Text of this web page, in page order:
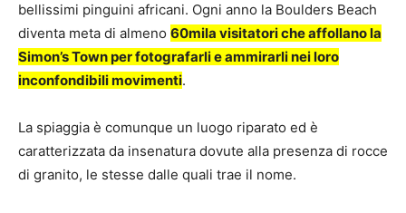
bellissimi pinguini africani. Ogni anno la Boulders Beach
diventa meta di almeno 60mila visitatori che affollano la
Simon’s Town per fotografarli e ammirarli nei loro
inconfondibili movimenti.
La spiaggia è comunque un luogo riparato ed è
caratterizzata da insenatura dovute alla presenza di rocce
di granito, le stesse dalle quali trae il nome.